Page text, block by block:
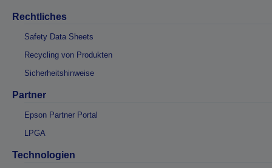
Rechtliches
Safety Data Sheets
Recycling von Produkten
Sicherheitshinweise
Partner
Epson Partner Portal
LPGA
Technologien